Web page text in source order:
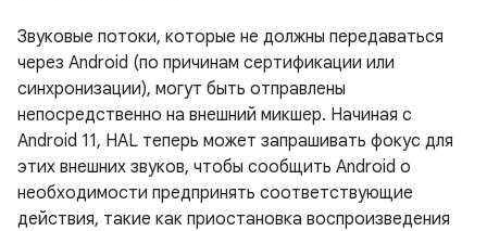
Звуковые потоки, которые не должны передаваться
через Android (по причинам сертификации или
синхронизации), могут быть отправлены
непосредственно на внешний микшер. Начиная с
Android 11, HAL теперь может запрашивать фокус для
этих внешних звуков, чтобы сообщить Android о
необходимости предпринять соответствующие
действия, такие как приостановка воспроизведения